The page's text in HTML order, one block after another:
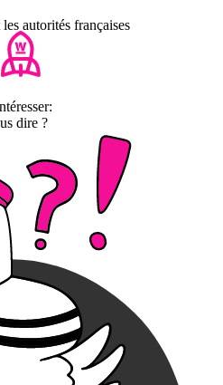
autorités françaises
dire ?